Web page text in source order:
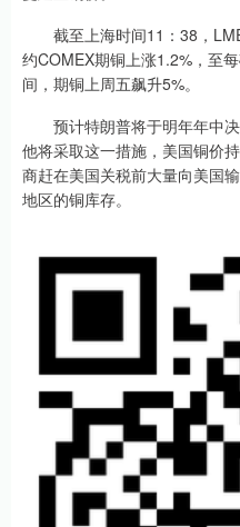
截至上海时间11：38，
约COMEX期铜上涨1.2%，至
间，期铜上周五飙升5%。
预计特朗普将于明年年中决
他将采取这一措施，美国铜价
商赶在美国关税前大量向美国
地区的铜库存。